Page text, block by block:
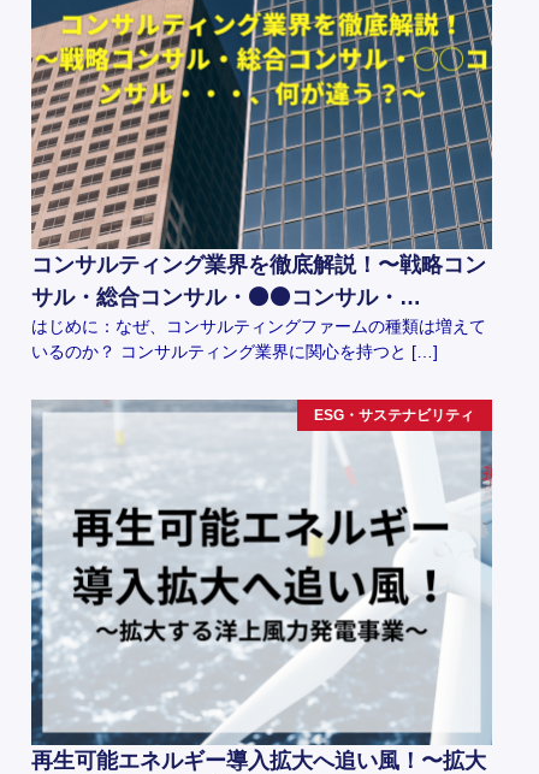
コンサルティング業界を徹底解説！〜戦略コン
サル・総合コンサル・⚫️⚫️コンサル・…
はじめに：なぜ、コンサルティングファームの種類は増えて
いるのか？ コンサルティング業界に関心を持つと […]
ESG・サステナビリティ
再生可能エネルギー導入拡大へ追い風！〜拡大